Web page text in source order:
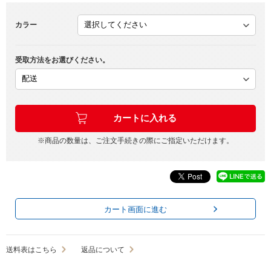
カラー
受取方法をお選びください。
※商品の数量は、ご注文手続きの際にご指定いただけます。
カート画面に進む
送料表はこちら 返品について